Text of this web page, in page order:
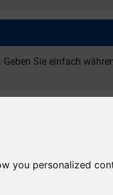
Sie einfach
damit Sie Ihren
you personalized